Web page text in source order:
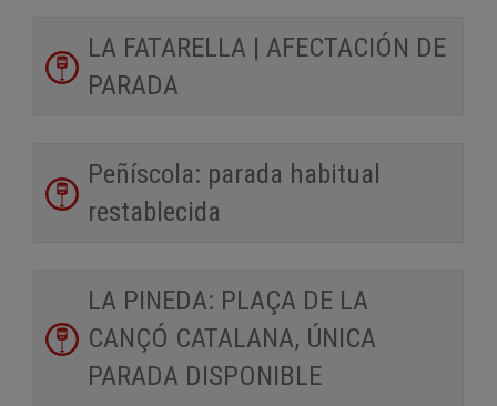
LA FATARELLA | AFECTACIÓN DE
PARADA
Peñíscola: parada habitual
restablecida
LA PINEDA: PLAÇA DE LA
CANÇÓ CATALANA, ÚNICA
PARADA DISPONIBLE